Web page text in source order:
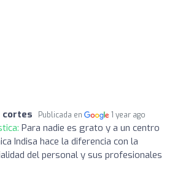
cortes Publicada en 1 year ago
Para nadie es grato y a un centro
Indisa hace la diferencia con la
del personal y sus profesionales